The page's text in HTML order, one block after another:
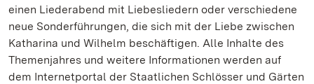
einen Liederabend mit Liebesliedern oder verschiedene
neue Sonderführungen, die sich mit der Liebe zwischen
Katharina und Wilhelm beschäftigen. Alle Inhalte des
Themenjahres und weitere Informationen werden auf
dem Internetportal der Staatlichen Schlösser und Gärten